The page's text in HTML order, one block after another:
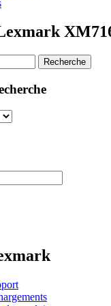
Recherche